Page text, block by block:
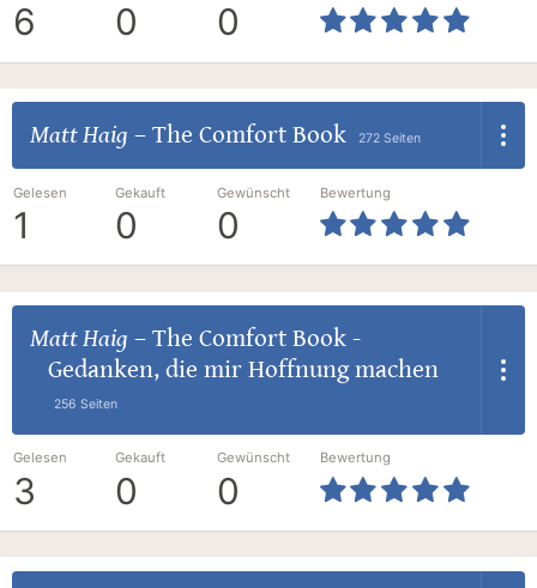
6 0 0
Matt Haig – The Comfort Book 272 Seiten
Gelesen
1
Gekauft
0
Gewünscht
0
Bewertung
Matt Haig – The Comfort Book -
Gedanken, die mir Hoffnung machen
256 Seiten
Gelesen
3
Gekauft
0
Gewünscht
0
Bewertung